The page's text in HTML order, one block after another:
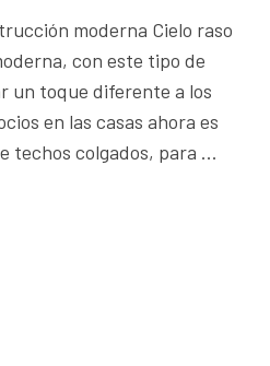
moderna Cielo raso
con este tipo de
un toque diferente a los
en las casas ahora es
techos colgados, para ...